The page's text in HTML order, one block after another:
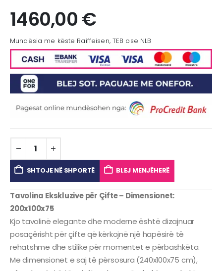
1460,00€
Mundësia me këste Raiffeisen, TEB ose NLB
SHTOJE NË SHPORTË BLEJ MENJËHERË
Tavolina Ekskluzive për Çifte – Dimensionet:
200x100x75
Kjo tavolinë elegante dhe moderne është dizajnuar
posaçërisht për çifte që kërkojnë një hapësirë të
rehatshme dhe stilike për momentet e përbashkëta.
Me dimensionet e saj të përsosura (240x100x75 cm),